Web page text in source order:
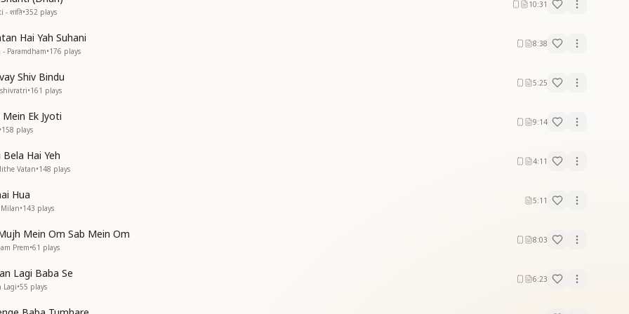
रे
ओम शांति
की
की
रे
रे
ओम शांति
- शांति•352 plays
10:31
Hai Yah Suhani
Paramdham•176 plays
8:38
Shiv Bindu
•161 plays
5:25
Ek Jyoti
•158 plays
9:14
Hai Yeh
Vatan•148 plays
4:11
Hua
•143 plays
5:11
Mein Om Sab Mein Om
Prem•61 plays
8:03
Lagi Baba Se
Lagi•55 plays
6:23